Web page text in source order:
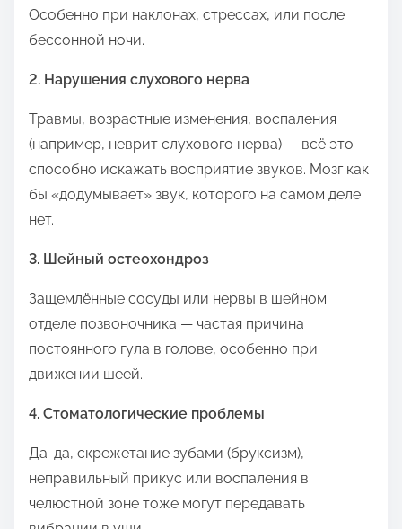
Особенно при наклонах, стрессах, или после
бессонной ночи.
2. Нарушения слухового нерва
Травмы, возрастные изменения, воспаления
(например, неврит слухового нерва) — всё это
способно искажать восприятие звуков. Мозг как
бы «додумывает» звук, которого на самом деле
нет.
3. Шейный остеохондроз
Защемлённые сосуды или нервы в шейном
отделе позвоночника — частая причина
постоянного гула в голове, особенно при
движении шеей.
4. Стоматологические проблемы
Да-да, скрежетание зубами (бруксизм),
неправильный прикус или воспаления в
челюстной зоне тоже могут передавать